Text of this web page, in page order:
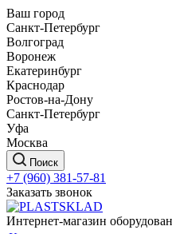
Ваш город
Санкт-Петербург
Волгоград
Воронеж
Екатеринбург
Краснодар
Ростов-на-Дону
Санкт-Петербург
Уфа
Москва
Поиск
+7 (960) 381-57-81
Заказать звонок
Интернет-магазин